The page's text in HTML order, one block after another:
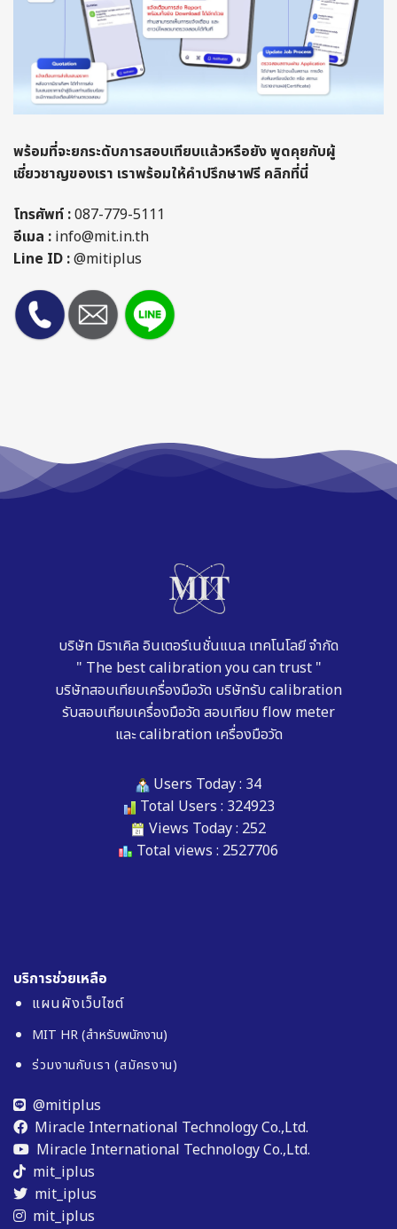
พร้อมที่จะยกระดับการสอบเทียบแล้วหรือยัง พูดคุยกับผู้
เชี่ยวชาญของเรา เราพร้อมให้คำปรึกษาฟรี คลิกที่นี่
โทรศัพท์ :087-779-5111
อีเมล : info@mit.in.th
Line ID :@mitiplus
บริษัท มิราเคิล อินเตอร์เนชั่นแนล เทคโนโลยี จำกัด
" The best calibration you can trust "
บริษัทสอบเทียบเครื่องมือวัด บริษัทรับ calibration
รับสอบเทียบเครื่องมือวัด สอบเทียบ flow meter
และcalibration เครื่องมือวัด
Users Today : 34
Total Users : 324923
Views Today : 252
Total views : 2527706
บริการช่วยเหลือ
แผนผังเว็บไซต์
MIT HR (สำหรับพนักงาน)
ร่วมงานกับเรา (สมัครงาน)
@mitiplus
Miracle International Technology Co.,Ltd.
Miracle International Technology Co.,Ltd.
mit_iplus
mit_iplus
mit_iplus